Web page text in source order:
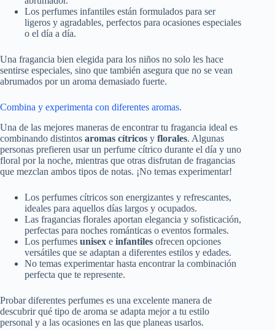
Los perfumes infantiles están formulados para ser
ligeros y agradables, perfectos para ocasiones especiales
o el día a día.
Una fragancia bien elegida para los niños no solo les hace
sentirse especiales, sino que también asegura que no se vean
abrumados por un aroma demasiado fuerte.
Combina y experimenta con diferentes aromas.
Una de las mejores maneras de encontrar tu fragancia ideal es
combinando distintos aromas cítricos y florales. Algunas
personas prefieren usar un perfume cítrico durante el día y uno
floral por la noche, mientras que otras disfrutan de fragancias
que mezclan ambos tipos de notas. ¡No temas experimentar!
Los perfumes cítricos son energizantes y refrescantes,
ideales para aquellos días largos y ocupados.
Las fragancias florales aportan elegancia y sofisticación,
perfectas para noches románticas o eventos formales.
Los perfumes unisex e infantiles ofrecen opciones
versátiles que se adaptan a diferentes estilos y edades.
No temas experimentar hasta encontrar la combinación
perfecta que te represente.
Probar diferentes perfumes es una excelente manera de
descubrir qué tipo de aroma se adapta mejor a tu estilo
personal y a las ocasiones en las que planeas usarlos.